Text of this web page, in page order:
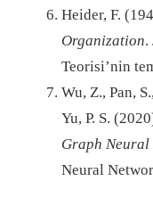
Heider, F.
Organization.
Teorisi’nin
Wu, Z., Pan,
Yu, P. S.
Graph Neural
Neural